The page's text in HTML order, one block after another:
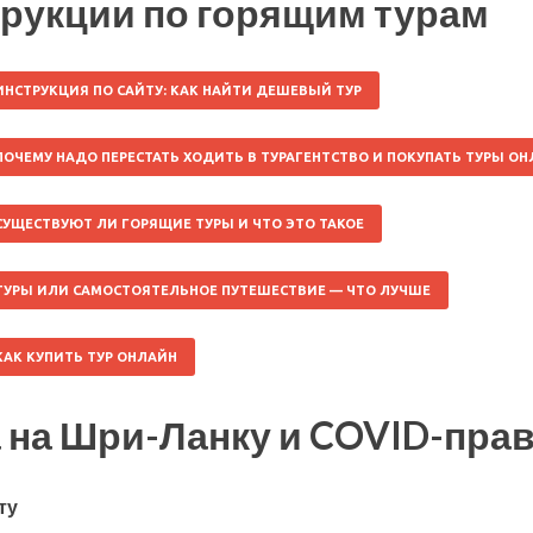
по горящим турам
ПО САЙТУ: КАК НАЙТИ ДЕШЕВЫЙ ТУР
НАДО ПЕРЕСТАТЬ ХОДИТЬ В ТУРАГЕНТСТВО И ПОКУПАТЬ ТУРЫ
ЛИ ГОРЯЩИЕ ТУРЫ И ЧТО ЭТО ТАКОЕ
ИЛИ САМОСТОЯТЕЛЬНОЕ ПУТЕШЕСТВИЕ — ЧТО ЛУЧШЕ
КУПИТЬ ТУР ОНЛАЙН
на Шри-Ланку и COVID-